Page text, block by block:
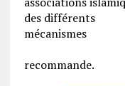
des différents
que la
recommande.